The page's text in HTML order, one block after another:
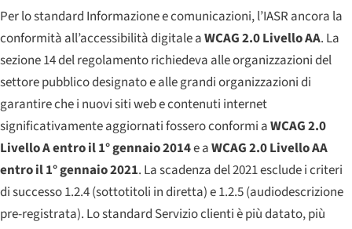
Per lo standard Informazione e comunicazioni, l’IASR ancora la
conformità all’accessibilità digitale aWCAG 2.0 Livello AA. La
sezione 14 del regolamento richiedeva alle organizzazioni del
settore pubblico designato e alle grandi organizzazioni di
garantire che i nuovi siti web e contenuti internet
significativamente aggiornati fossero conformi aWCAG 2.0
Livello A entro il 1° gennaio 2014e aWCAG 2.0 Livello AA
entro il 1° gennaio 2021. La scadenza del 2021 esclude i criteri
di successo 1.2.4 (sottotitoli in diretta) e 1.2.5 (audiodescrizione
pre-registrata). Lo standard Servizio clienti è più datato, più